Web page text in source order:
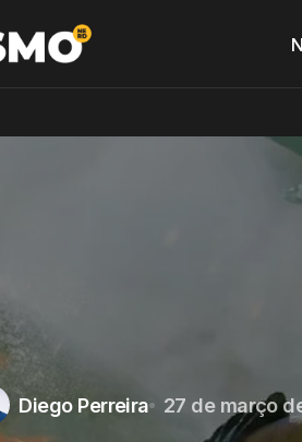
Diego Perreira 27 de março